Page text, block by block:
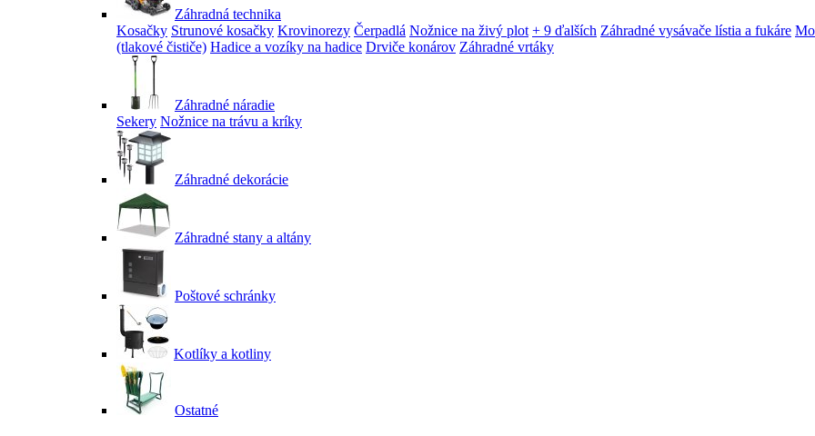
Záhradná technika
Kosačky Strunové kosačky Krovinorezy Čerpadlá Nožnice na živý plot + 9 ďalších Záhradné vysávače lístia a fukáre
(tlakové čističe) Hadice a vozíky na hadice Drviče konárov Záhradné vrtáky
Záhradné náradie
Sekery Nožnice na trávu a kríky
Záhradné dekorácie
Záhradné stany a altány
Poštové schránky
Kotlíky a kotliny
Ostatné